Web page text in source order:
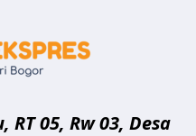
RT 05, Rw 03, Desa